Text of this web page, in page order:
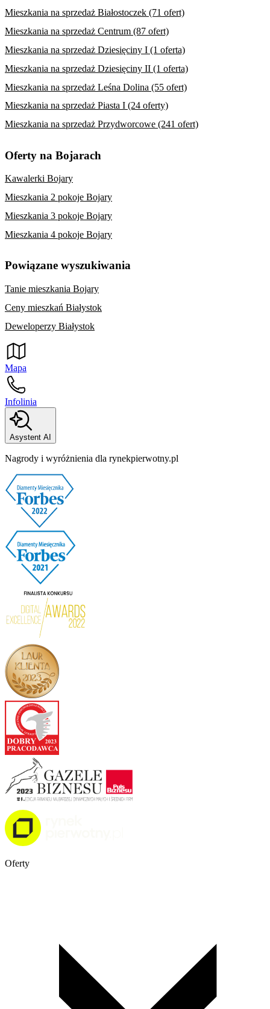
Mieszkania na sprzedaż Białostoczek (71 ofert)
Mieszkania na sprzedaż Centrum (87 ofert)
Mieszkania na sprzedaż Dziesięciny I (1 oferta)
Mieszkania na sprzedaż Dziesięciny II (1 oferta)
Mieszkania na sprzedaż Leśna Dolina (55 ofert)
Mieszkania na sprzedaż Piasta I (24 oferty)
Mieszkania na sprzedaż Przydworcowe (241 ofert)
Oferty na Bojarach
Kawalerki Bojary
Mieszkania 2 pokoje Bojary
Mieszkania 3 pokoje Bojary
Mieszkania 4 pokoje Bojary
Powiązane wyszukiwania
Tanie mieszkania Bojary
Ceny mieszkań Białystok
Deweloperzy Białystok
Mapa
Infolinia
Asystent AI
Nagrody i wyróżnienia dla rynekpierwotny.pl
Oferty